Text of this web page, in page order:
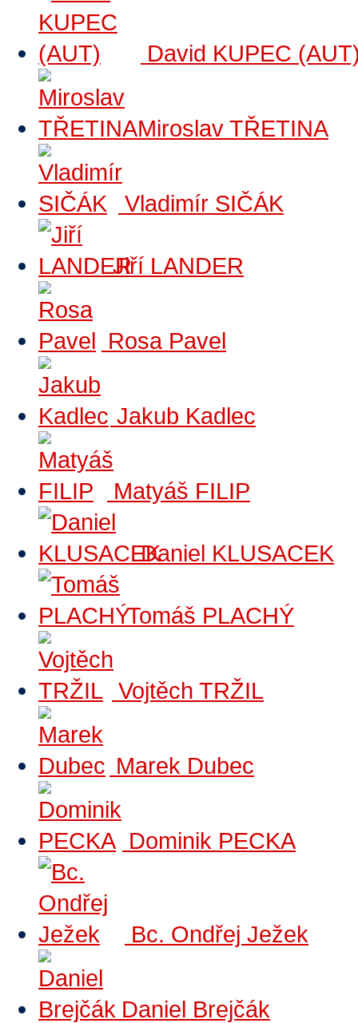
David KUPEC
Miroslav TŘETINA
Vladimír SIČÁK
Jiří LANDER
Rosa Pavel
Jakub Kadlec
Matyáš FILIP
Daniel KLUSACEK
Tomáš PLACHÝ
Vojtěch TRŽIL
Marek Dubec
Dominik PECKA
Bc. Ondřej Ježek
Daniel Brejčák